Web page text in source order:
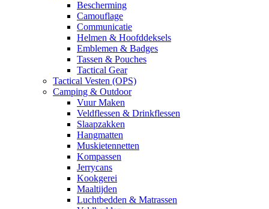
Bescherming
Camouflage
Communicatie
Helmen & Hoofddeksels
Emblemen & Badges
Tassen & Pouches
Tactical Gear
Tactical Vesten (OPS)
Camping & Outdoor
Vuur Maken
Veldflessen & Drinkflessen
Slaapzakken
Hangmatten
Muskietennetten
Kompassen
Jerrycans
Kookgerei
Maaltijden
Luchtbedden & Matrassen